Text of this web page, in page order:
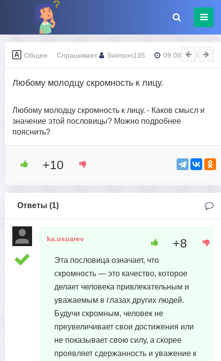
Общее Спрашивает Swinson135 09.08.2023 -
Любому молодцу скромность к лицу.
Любому молодцу скромность к лицу. - Каков смысл и
значение этой пословицы? Можно подробнее
пояснить?
+10
Ответы (1)
ka.usuarev
Эта пословица означает, что
скромность — это качество, которое
делает человека привлекательным и
уважаемым в глазах других людей.
Будучи скромным, человек не
преувеличивает свои достижения или
не показывает свою силу, а скорее
проявляет сдержанность и уважение к
+8